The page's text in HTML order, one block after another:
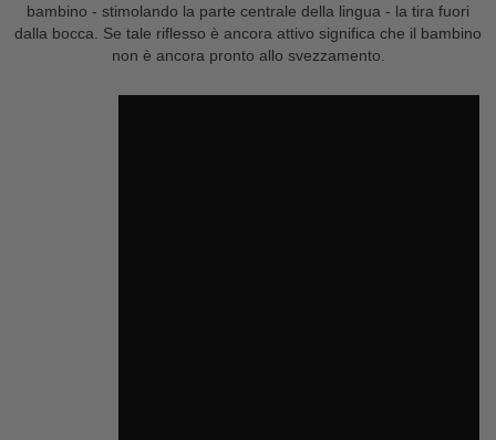
bambino - stimolando la parte centrale della lingua - la tira fuori
dalla bocca. Se tale riflesso è ancora attivo significa che il bambino
non è ancora pronto allo svezzamento.